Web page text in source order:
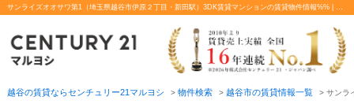
サンライズオオサワ第1（埼玉県越谷市伊原２丁目・新田駅）3DK賃貸マンションの賃貸物件情報%% | センチュリー21マルヨシ
越谷の賃貸ならセンチュリー21マルヨシ > 物件検索 > 越谷市の賃貸情報一覧 > サンラ